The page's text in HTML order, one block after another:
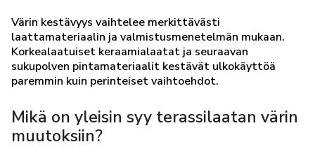
Värin kestävyys vaihtelee merkittävästi
laattamateriaalin ja valmistusmenetelmän mukaan.
Korkealaatuiset keraamialaatat ja seuraavan
sukupolven pintamateriaalit kestävät ulkokäyttöä
paremmin kuin perinteiset vaihtoehdot.
Mikä on yleisin syy terassilaatan värin
muutoksiin?